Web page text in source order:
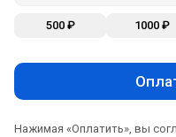
500 ₽ 1000 ₽
Нажимая «Оплатить», вы